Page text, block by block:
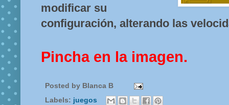
modificar su
configuración, alterando las
Pincha en la imagen.
Posted by Blanca B
Labels: juegos